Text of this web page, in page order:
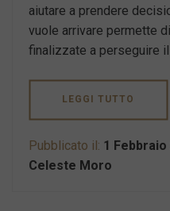
aiutare a prendere
vuole arrivare permette
finalizzate a perseguire
LEGGI TUTTO
Pubblicato il: 1 Febbraio
Celeste Moro